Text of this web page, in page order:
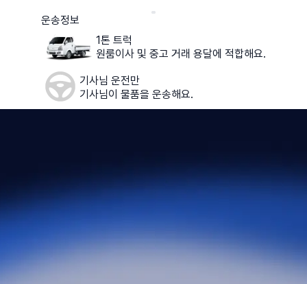
운송정보
1톤 트럭
원룸이사 및 중고 거래 용달에 적합해요.
기사님 운전만
기사님이 물품을 운송해요.